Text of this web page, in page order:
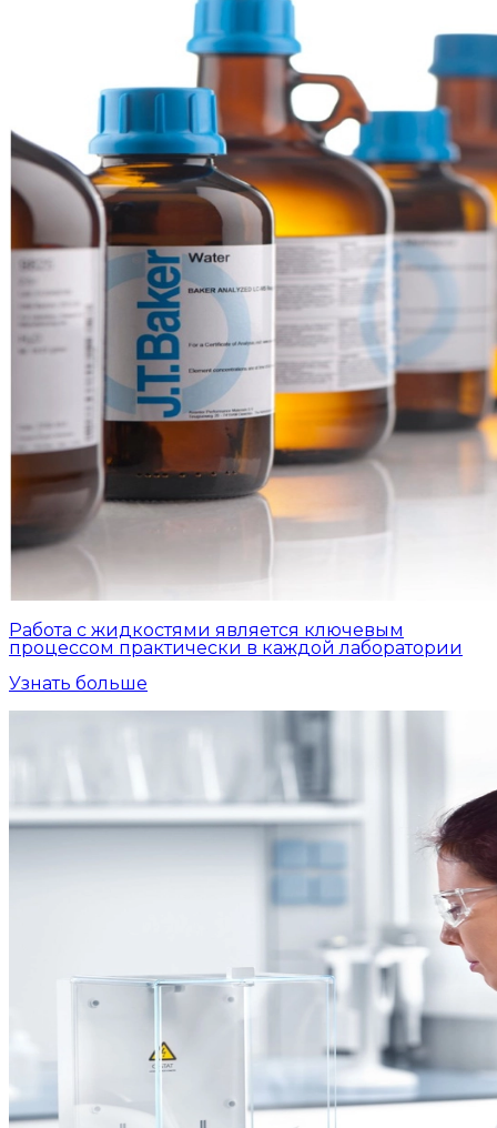
Работа с жидкостями является ключевым
процессом практически в каждой лаборатории
Узнать больше